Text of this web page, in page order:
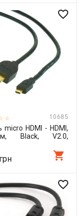
favorite_border
10685
micro HDMI - HDMI,
Black, V2.0,
(CC-HDMID-6)
грн shopping_cart
favorite_border